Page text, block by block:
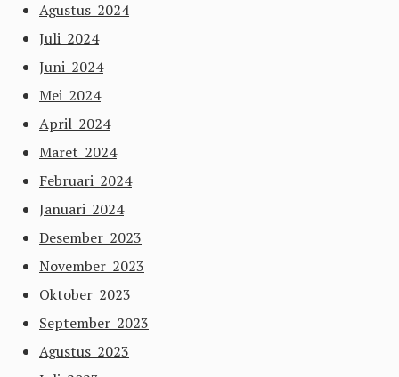
Agustus 2024
Juli 2024
Juni 2024
Mei 2024
April 2024
Maret 2024
Februari 2024
Januari 2024
Desember 2023
November 2023
Oktober 2023
September 2023
Agustus 2023